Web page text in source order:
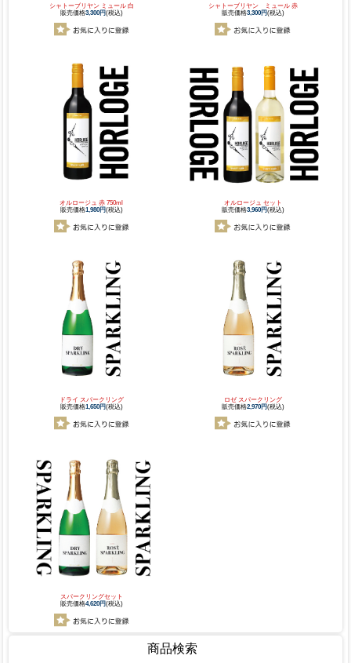
シャトーブリヤン ミュール 白
販売価格3,300円(税込)
シャトーブリヤン ミュール 赤
販売価格3,300円(税込)
オルロージュ 赤 750ml
販売価格1,980円(税込)
オルロージュ セット
販売価格3,960円(税込)
ドライ スパークリング
販売価格1,650円(税込)
ロゼ スパークリング
販売価格2,970円(税込)
スパークリングセット
販売価格4,620円(税込)
商品検索